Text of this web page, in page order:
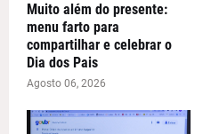
Muito além do presente:
menu farto para
compartilhar e celebrar o
Dia dos Pais
Agosto 06, 2026